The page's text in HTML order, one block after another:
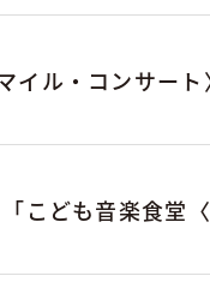
イル・コンサー
こども音楽食堂